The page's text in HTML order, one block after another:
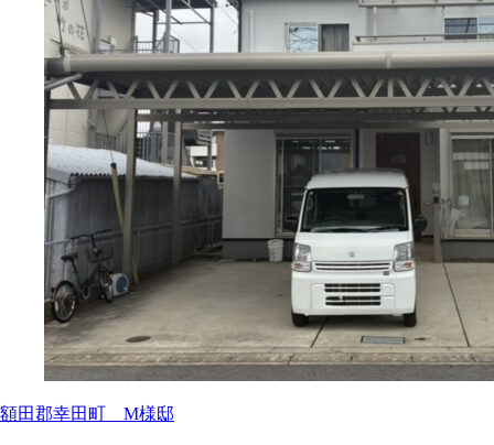
額田郡幸田町 M様邸